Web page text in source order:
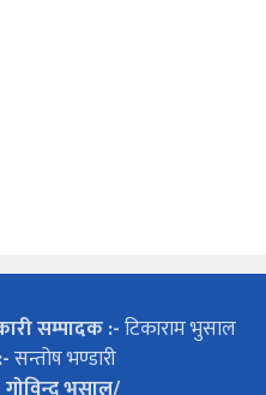
सम्पादक :-टिकाराम भुसाल
सन्तोष भण्डारी